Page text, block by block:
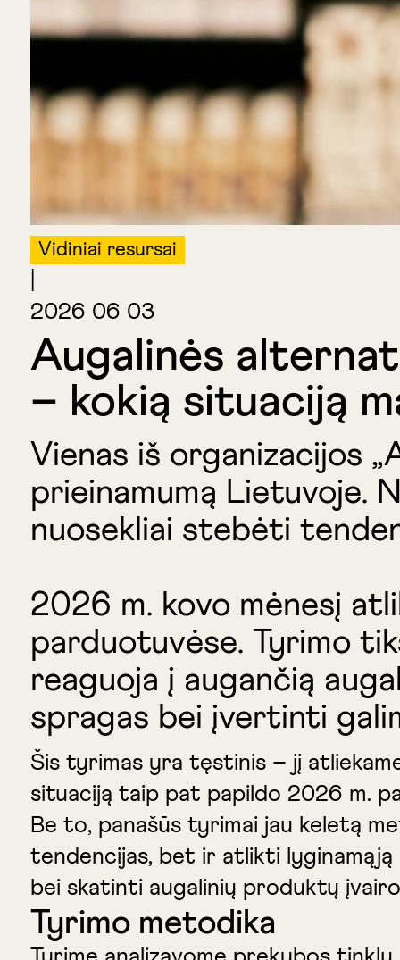
Vidiniai resursai
2026 06 03
Augalinės
– kokią situaciją
Vienas iš organizacijos
prieinamumą Lietuvoje.
nuosekliai stebėti
2026 m. kovo mėnesį
parduotuvėse. Tyrimo
reaguoja į augančią
spragas bei įvertinti
Šis tyrimas yra tęstinis – jį
situaciją taip pat papildo 2026 m.
Be to, panašūs tyrimai jau keletą
tendencijas, bet ir atlikti
bei skatinti augalinių produktų
Tyrimo metodika